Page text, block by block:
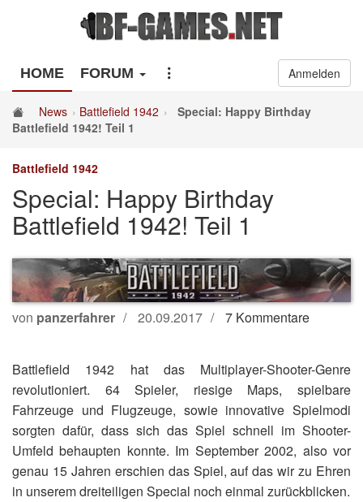
HOME FORUM Anmelden
News Battlefield 1942
Special: Happy Birthday
Battlefield 1942! Teil 1
Battlefield 1942
Special: Happy Birthday
Battlefield 1942! Teil 1
von panzerfahrer 20.09.2017 7 Kommentare
Battlefield 1942 hat das Multiplayer-Shooter-Genre
revolutioniert. 64 Spieler, riesige Maps, spielbare
Fahrzeuge und Flugzeuge, sowie innovative Spielmodi
sorgten dafür, dass sich das Spiel schnell im Shooter-
Umfeld behaupten konnte. Im September 2002, also vor
genau 15 Jahren erschien das Spiel, auf das wir zu Ehren
in unserem dreiteiligen Special noch einmal zurückblicken.